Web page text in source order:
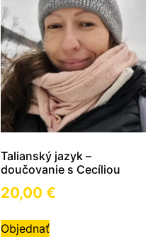
Talianský jazyk –
doučovanie s Cecíliou
20,00 €
Objednať